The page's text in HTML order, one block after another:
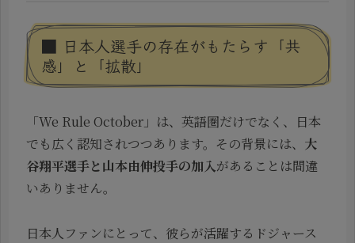
■ 日本人選手の存在がもたらす「共
感」と「拡散」
「We Rule October」は、英語圏だけでなく、日本
でも広く認知されつつあります。その背景には、 大
谷翔平選手と山本由伸投手の加入があることは間違
いありません。
日本人ファンにとって、彼らが活躍するドジャース